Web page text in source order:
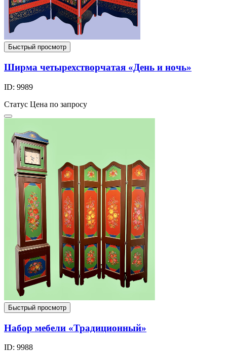
Быстрый просмотр
Ширма четырехстворчатая «День и ночь»
ID: 9989
Статус Цена по запросу
Быстрый просмотр
Набор мебели «Традиционный»
ID: 9988